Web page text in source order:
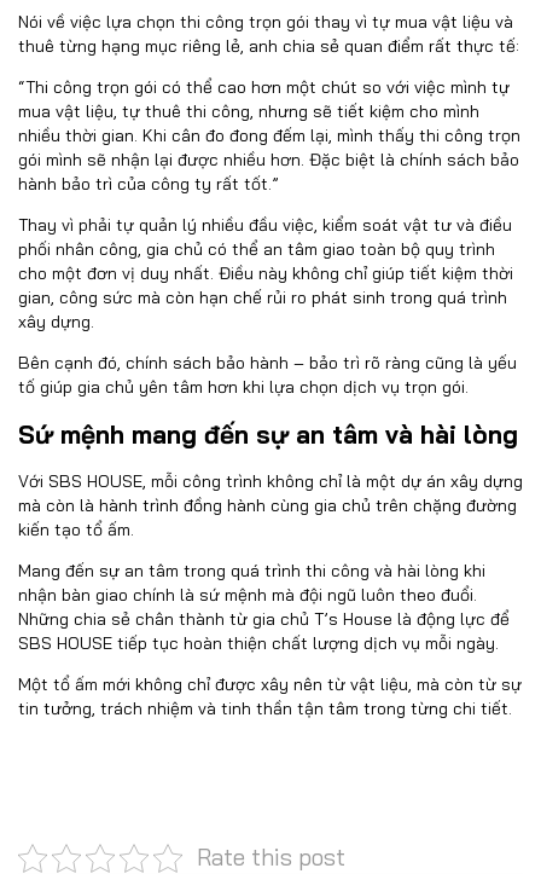
Nói về việc lựa chọn thi công trọn gói thay vì tự mua vật liệu và
thuê từng hạng mục riêng lẻ, anh chia sẻ quan điểm rất thực tế:
“Thi công trọn gói có thể cao hơn một chút so với việc mình tự
mua vật liệu, tự thuê thi công, nhưng sẽ tiết kiệm cho mình
nhiều thời gian. Khi cân đo đong đếm lại, mình thấy thi công trọn
gói mình sẽ nhận lại được nhiều hơn. Đặc biệt là chính sách bảo
hành bảo trì của công ty rất tốt.”
Thay vì phải tự quản lý nhiều đầu việc, kiểm soát vật tư và điều
phối nhân công, gia chủ có thể an tâm giao toàn bộ quy trình
cho một đơn vị duy nhất. Điều này không chỉ giúp tiết kiệm thời
gian, công sức mà còn hạn chế rủi ro phát sinh trong quá trình
xây dựng.
Bên cạnh đó, chính sách bảo hành – bảo trì rõ ràng cũng là yếu
tố giúp gia chủ yên tâm hơn khi lựa chọn dịch vụ trọn gói.
Sứ mệnh mang đến sự an tâm và hài lòng
Với SBS HOUSE, mỗi công trình không chỉ là một dự án xây dựng
mà còn là hành trình đồng hành cùng gia chủ trên chặng đường
kiến tạo tổ ấm.
Mang đến sự an tâm trong quá trình thi công và hài lòng khi
nhận bàn giao chính là sứ mệnh mà đội ngũ luôn theo đuổi.
Những chia sẻ chân thành từ gia chủ T’s House là động lực để
SBS HOUSE tiếp tục hoàn thiện chất lượng dịch vụ mỗi ngày.
Một tổ ấm mới không chỉ được xây nên từ vật liệu, mà còn từ sự
tin tưởng, trách nhiệm và tinh thần tận tâm trong từng chi tiết.
Rate this post